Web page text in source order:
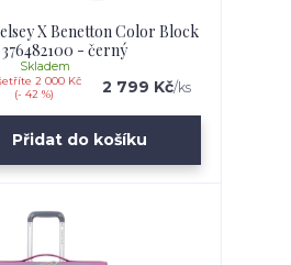
X Benetton Color Block
376482100 - černý
2 000 Kč
(- 42 %)
2 799 Kč/ks
Skladem
Přidat do košíku